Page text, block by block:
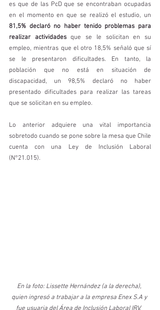
es que de las PcD que se encontraban ocupadas
81,5% declaró no haber tenido problemas para
realizar actividades que se le solicitan en su
empleo, mientras que el otro 18,5% señaló que sí
se le presentaron dificultades. En tanto, la
población que no está en situación de
discapacidad, un 98,5% declaró no haber
presentado dificultades para realizar las tareas
que se solicitan en su empleo.
Lo anterior adquiere una vital importancia
sobretodo cuando se pone sobre la mesa que Chile
cuenta con una Ley de Inclusión Laboral
(N°21.015).
En la foto: Lissette Hernández (a la derecha),
quien ingresó a trabajar a la empresa Enex S.A y
fue usuaria del Área de Inclusión Laboral IRV.